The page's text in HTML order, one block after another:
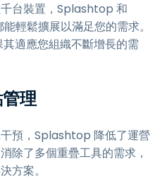
台裝置，Splashtop 和
輕鬆擴展以滿足您的需求。
適應您組織不斷增長的需
理
預，Splashtop 降低了運營
除了多個重疊工具的需求，
方案。